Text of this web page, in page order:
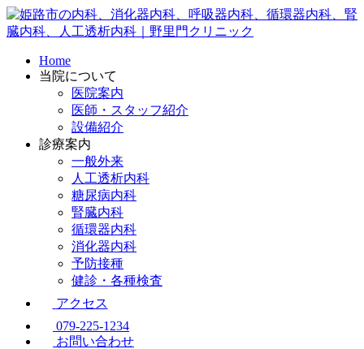
Home
当院について
医院案内
医師・スタッフ紹介
設備紹介
診療案内
一般外来
人工透析内科
糖尿病内科
腎臓内科
循環器内科
消化器内科
予防接種
健診・各種検査
アクセス
079-225-1234
お問い合わせ